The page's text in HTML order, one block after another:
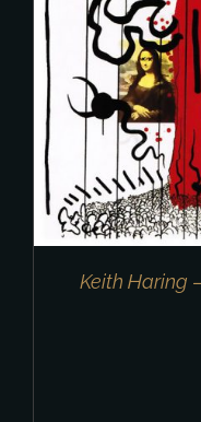
Keith Haring